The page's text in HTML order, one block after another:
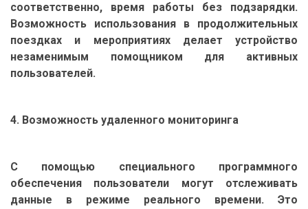
соответственно, время работы без подзарядки.
Возможность использования в продолжительных
поездках и мероприятиях делает устройство
незаменимым помощником для активных
пользователей.
4. Возможность удаленного мониторинга
С помощью специального программного
обеспечения пользователи могут отслеживать
данные в режиме реального времени. Это